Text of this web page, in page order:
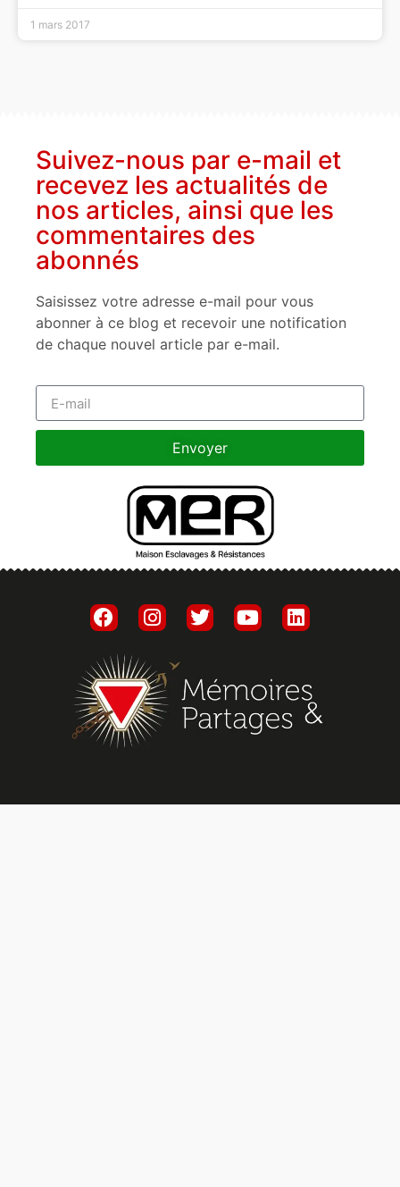
1 mars 2017
Suivez-nous par e-mail et
recevez les actualités de
nos articles, ainsi que les
commentaires des
abonnés
Saisissez votre adresse e-mail pour vous
abonner à ce blog et recevoir une notification
de chaque nouvel article par e-mail.
Envoyer